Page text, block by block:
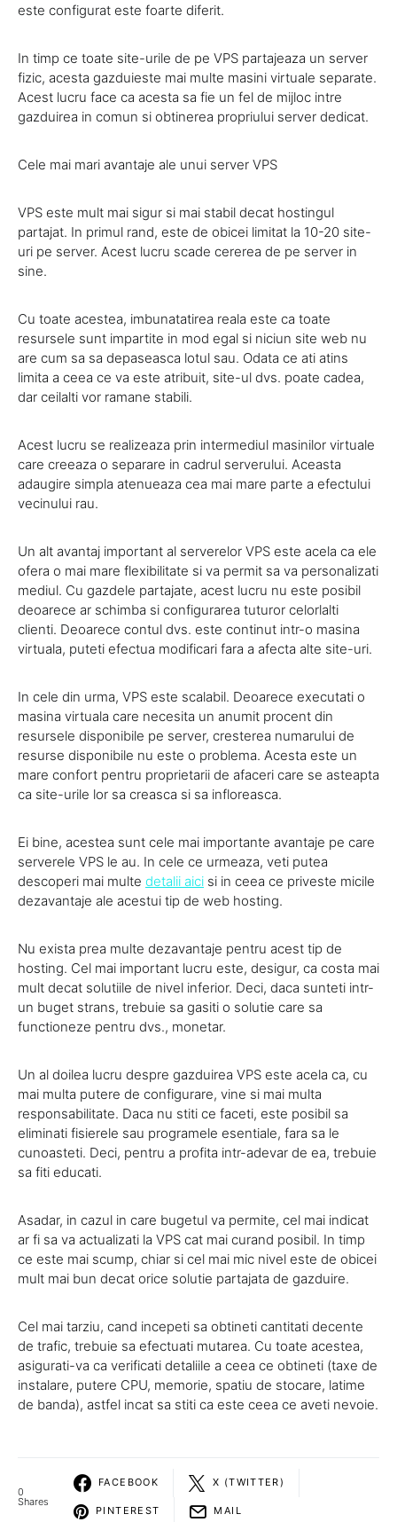
este configurat este foarte diferit.
In timp ce toate site-urile de pe VPS partajeaza un server
fizic, acesta gazduieste mai multe masini virtuale separate.
Acest lucru face ca acesta sa fie un fel de mijloc intre
gazduirea in comun si obtinerea propriului server dedicat.
Cele mai mari avantaje ale unui server VPS
VPS este mult mai sigur si mai stabil decat hostingul
partajat. In primul rand, este de obicei limitat la 10-20 site-
uri pe server. Acest lucru scade cererea de pe server in
sine.
Cu toate acestea, imbunatatirea reala este ca toate
resursele sunt impartite in mod egal si niciun site web nu
are cum sa sa depaseasca lotul sau. Odata ce ati atins
limita a ceea ce va este atribuit, site-ul dvs. poate cadea,
dar ceilalti vor ramane stabili.
Acest lucru se realizeaza prin intermediul masinilor virtuale
care creeaza o separare in cadrul serverului. Aceasta
adaugire simpla atenueaza cea mai mare parte a efectului
vecinului rau.
Un alt avantaj important al serverelor VPS este acela ca ele
ofera o mai mare flexibilitate si va permit sa va personalizati
mediul. Cu gazdele partajate, acest lucru nu este posibil
deoarece ar schimba si configurarea tuturor celorlalti
clienti. Deoarece contul dvs. este continut intr-o masina
virtuala, puteti efectua modificari fara a afecta alte site-uri.
In cele din urma, VPS este scalabil. Deoarece executati o
masina virtuala care necesita un anumit procent din
resursele disponibile pe server, cresterea numarului de
resurse disponibile nu este o problema. Acesta este un
mare confort pentru proprietarii de afaceri care se asteapta
ca site-urile lor sa creasca si sa infloreasca.
Ei bine, acestea sunt cele mai importante avantaje pe care
serverele VPS le au. In cele ce urmeaza, veti putea
descoperi mai multe detalii aici si in ceea ce priveste micile
dezavantaje ale acestui tip de web hosting.
Nu exista prea multe dezavantaje pentru acest tip de
hosting. Cel mai important lucru este, desigur, ca costa mai
mult decat solutiile de nivel inferior. Deci, daca sunteti intr-
un buget strans, trebuie sa gasiti o solutie care sa
functioneze pentru dvs., monetar.
Un al doilea lucru despre gazduirea VPS este acela ca, cu
mai multa putere de configurare, vine si mai multa
responsabilitate. Daca nu stiti ce faceti, este posibil sa
eliminati fisierele sau programele esentiale, fara sa le
cunoasteti. Deci, pentru a profita intr-adevar de ea, trebuie
sa fiti educati.
Asadar, in cazul in care bugetul va permite, cel mai indicat
ar fi sa va actualizati la VPS cat mai curand posibil. In timp
ce este mai scump, chiar si cel mai mic nivel este de obicei
mult mai bun decat orice solutie partajata de gazduire.
Cel mai tarziu, cand incepeti sa obtineti cantitati decente
de trafic, trebuie sa efectuati mutarea. Cu toate acestea,
asigurati-va ca verificati detaliile a ceea ce obtineti (taxe de
instalare, putere CPU, memorie, spatiu de stocare, latime
de banda), astfel incat sa stiti ca este ceea ce aveti nevoie.
0
Shares
FACEBOOK X (TWITTER)
PINTEREST MAIL